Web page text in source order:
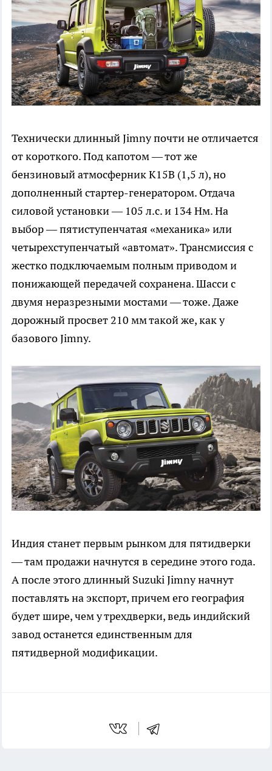
Технически длинный Jimny почти не отличается
от короткого. Под капотом — тот же
бензиновый атмосферник K15B (1,5 л), но
дополненный стартер-генератором. Отдача
силовой установки — 105 л.с. и 134 Нм. На
выбор — пятиступенчатая «механика» или
четырехступенчатый «автомат». Трансмиссия с
жестко подключаемым полным приводом и
понижающей передачей сохранена. Шасси с
двумя неразрезными мостами — тоже. Даже
дорожный просвет 210 мм такой же, как у
базового Jimny.
Индия станет первым рынком для пятидверки
— там продажи начнутся в середине этого года.
А после этого длинный Suzuki Jimny начнут
поставлять на экспорт, причем его география
будет шире, чем у трехдверки, ведь индийский
завод останется единственным для
пятидверной модификации.